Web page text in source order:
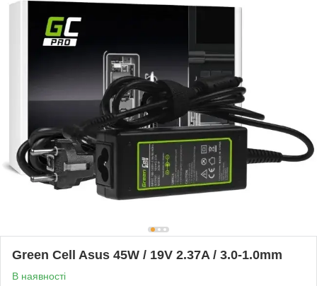
Green Cell Asus 45W / 19V 2.37A / 3.0-1.0mm
В наявності